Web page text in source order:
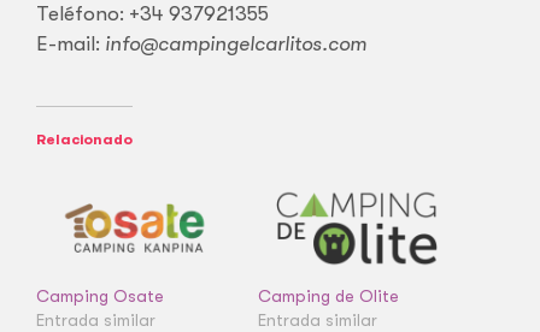
Teléfono: +34 937921355
E-mail: info@campingelcarlitos.com
Relacionado
Camping Osate
Entrada similar
Camping de Olite
Entrada similar